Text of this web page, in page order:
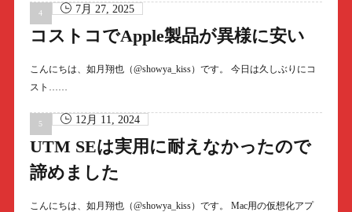
7月 27, 2025
コストコでApple製品が異様に安い
こんにちは、如月翔也（@showya_kiss）です。 今日は久しぶりにコ
スト……
12月 11, 2024
UTM SEは実用に耐えなかったので
諦めました
こんにちは、如月翔也（@showya_kiss）です。 Mac用の仮想化アプ